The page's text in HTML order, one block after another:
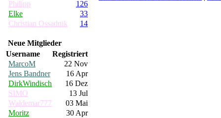
Philipp
126
Elke
33
Christian Ossadnik
14
Neue Mitglieder
Username
Registriert
MarcoM
22 Nov
Jens Bandner
16 Apr
DirkWindisch
16 Dez
SIMO
13 Jul
Waldemar777
03 Mai
Moritz
30 Apr